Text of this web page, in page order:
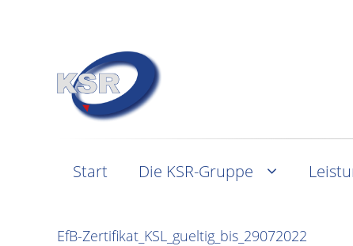
Start Die KSR-Gruppe
EfB-Zertifikat_KSL_gueltig_bis_29072022